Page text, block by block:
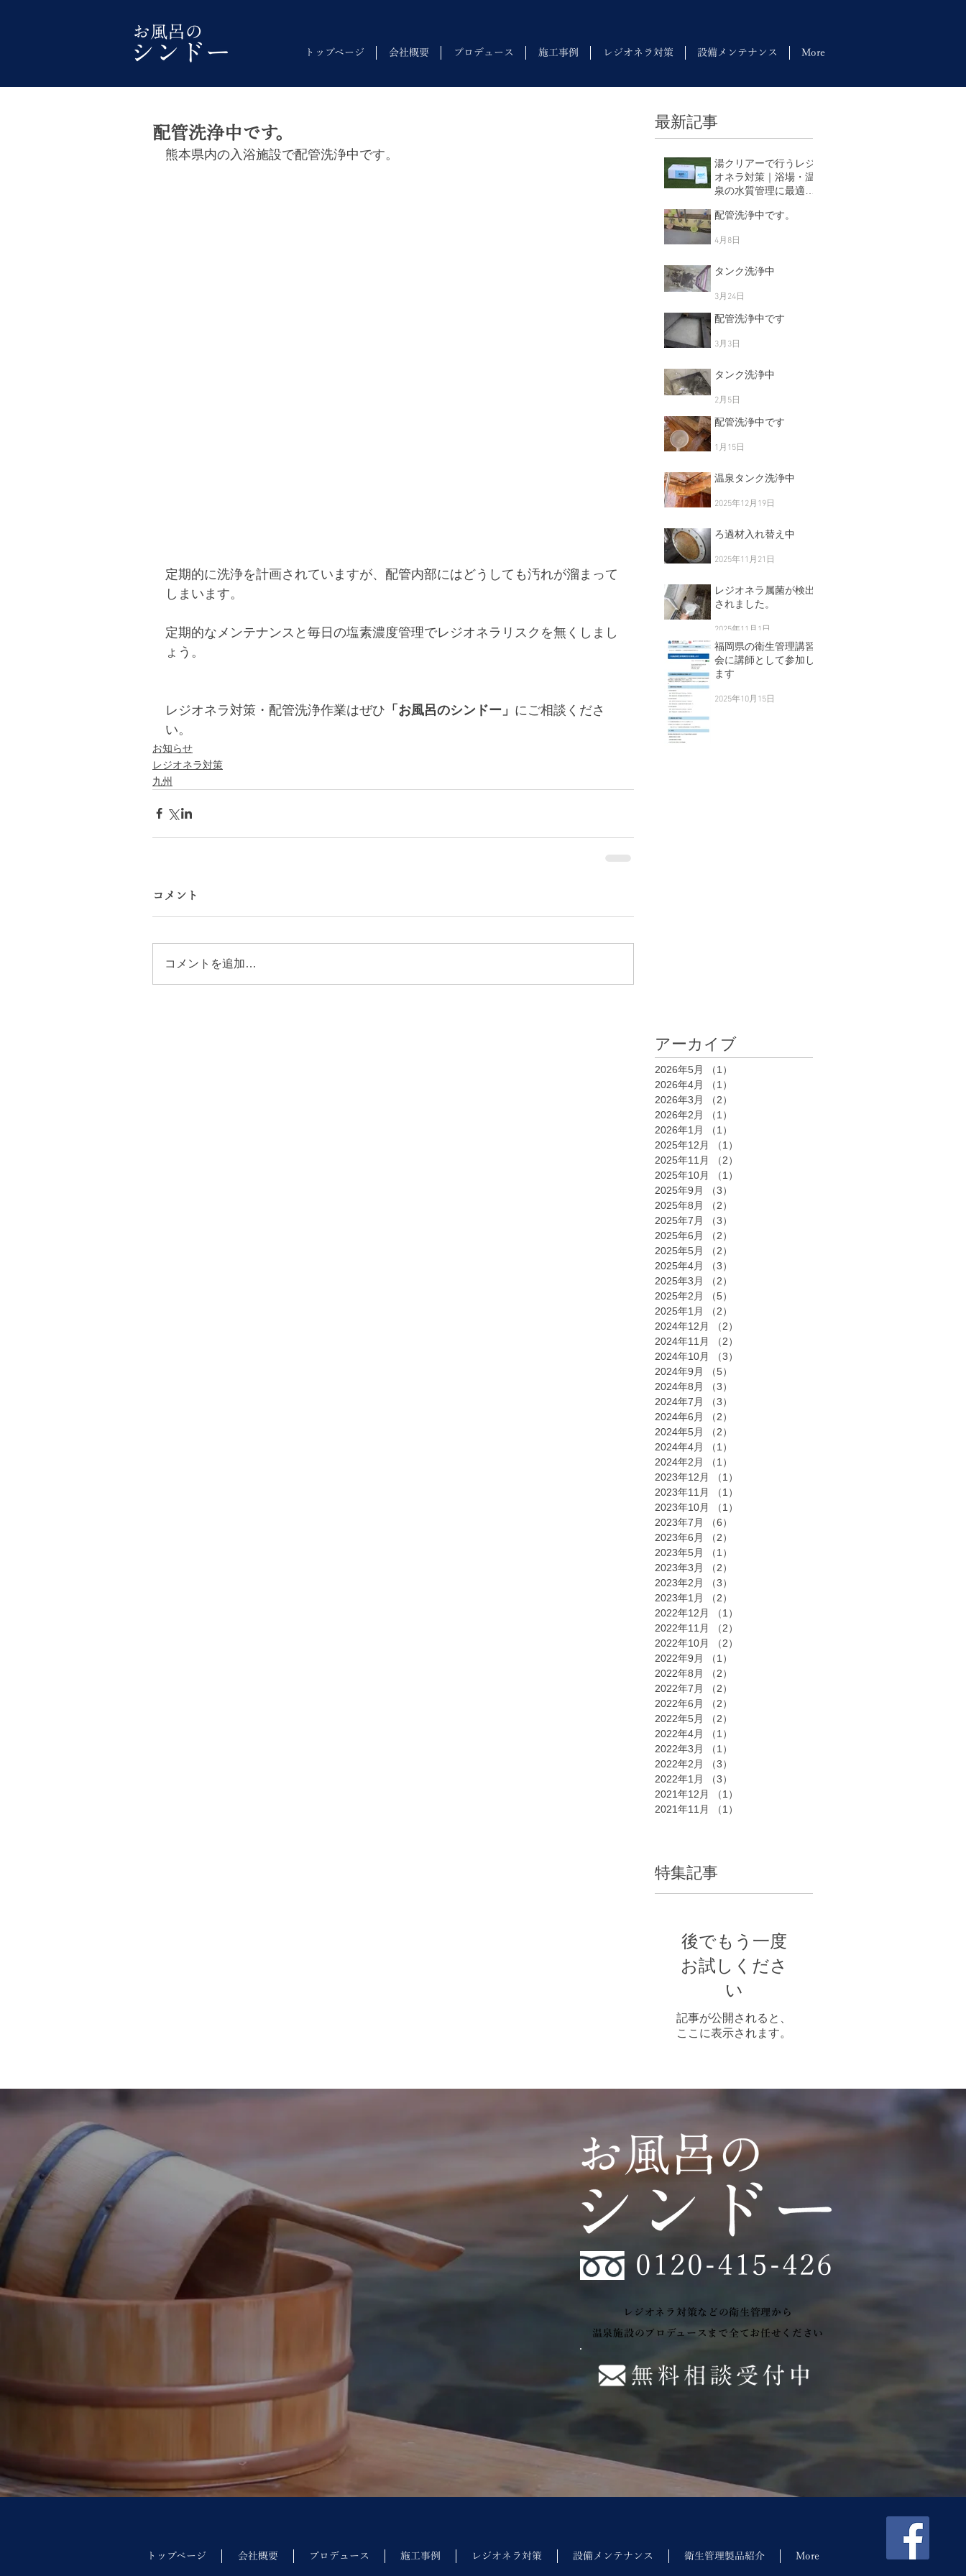
トップページ 会社概要 プロデュース 施工事例 レジオネラ対策 設備メンテナンス More
配管洗浄中です。
熊本県内の入浴施設で配管洗浄中です。
定期的に洗浄を計画されていますが、配管内部にはどうしても汚れが溜まって
しまいます。
定期的なメンテナンスと毎日の塩素濃度管理でレジオネラリスクを無くしまし
ょう。
レジオネラ対策・配管洗浄作業はぜひ 「お風呂のシンドー」 にご相談くださ
い。
お知らせ
レジオネラ対策
九州
コメント
コメントを追加…
最新記事
湯クリアーで行うレジ
オネラ対策｜浴場・温
泉の水質管理に最適な
5月11日
配管洗浄中です。
4月8日
タンク洗浄中
3月24日
配管洗浄中です
3月3日
タンク洗浄中
2月5日
配管洗浄中です
1月15日
温泉タンク洗浄中
2025年12月19日
ろ過材入れ替え中
2025年11月21日
レジオネラ属菌が検出
されました。
2025年11月1日
福岡県の衛生管理講習
会に講師として参加し
ます
2025年10月15日
アーカイブ
2026年5月 （1）
2026年4月
（1）
2026年3月
（2）
2026年2月
（1）
2026年1月
（1）
2025年12月
（1）
2025年11月
（2）
2025年10月
（1）
2025年9月
（3）
2025年8月
（2）
2025年7月
（3）
2025年6月
（2）
2025年5月
（2）
2025年4月
（3）
2025年3月
（2）
2025年2月
（5）
2025年1月
（2）
2024年12月
（2）
2024年11月
（2）
2024年10月
（3）
2024年9月
（5）
2024年8月
（3）
2024年7月
（3）
2024年6月
（2）
2024年5月
（2）
2024年4月
（1）
2024年2月
（1）
2023年12月
（1）
2023年11月
（1）
2023年10月
（1）
2023年7月
（6）
2023年6月
（2）
2023年5月
（1）
2023年3月
（2）
2023年2月
（3）
2023年1月
（2）
2022年12月
（1）
2022年11月
（2）
2022年10月
（2）
2022年9月
（1）
2022年8月
（2）
2022年7月
（2）
2022年6月
（2）
2022年5月
（2）
2022年4月
（1）
2022年3月
（1）
2022年2月
（3）
2022年1月
（3）
2021年12月
（1）
2021年11月
（1）
特集記事
後でもう一度
お試しくださ
い
記事が公開されると、
ここに表示されます。
0120-415-426
レジオネラ対策などの衛生管理から
温泉施設のプロデュースまで全てお任せください
トップページ 会社概要 プロデュース 施工事例 レジオネラ対策 設備メンテナンス 衛生管理製品紹介 More